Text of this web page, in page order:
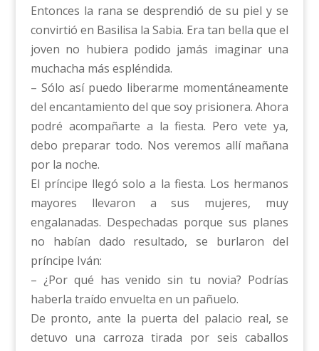
Entonces la rana se desprendió de su piel y se
convirtió en Basilisa la Sabia. Era tan bella que el
joven no hubiera podido jamás imaginar una
muchacha más espléndida.
– Sólo así puedo liberarme momentáneamente
del encantamiento del que soy prisionera. Ahora
podré acompañarte a la fiesta. Pero vete ya,
debo preparar todo. Nos veremos allí mañana
por la noche.
El príncipe llegó solo a la fiesta. Los hermanos
mayores llevaron a sus mujeres, muy
engalanadas. Despechadas porque sus planes
no habían dado resultado, se burlaron del
príncipe Iván:
– ¿Por qué has venido sin tu novia? Podrías
haberla traído envuelta en un pañuelo.
De pronto, ante la puerta del palacio real, se
detuvo una carroza tirada por seis caballos